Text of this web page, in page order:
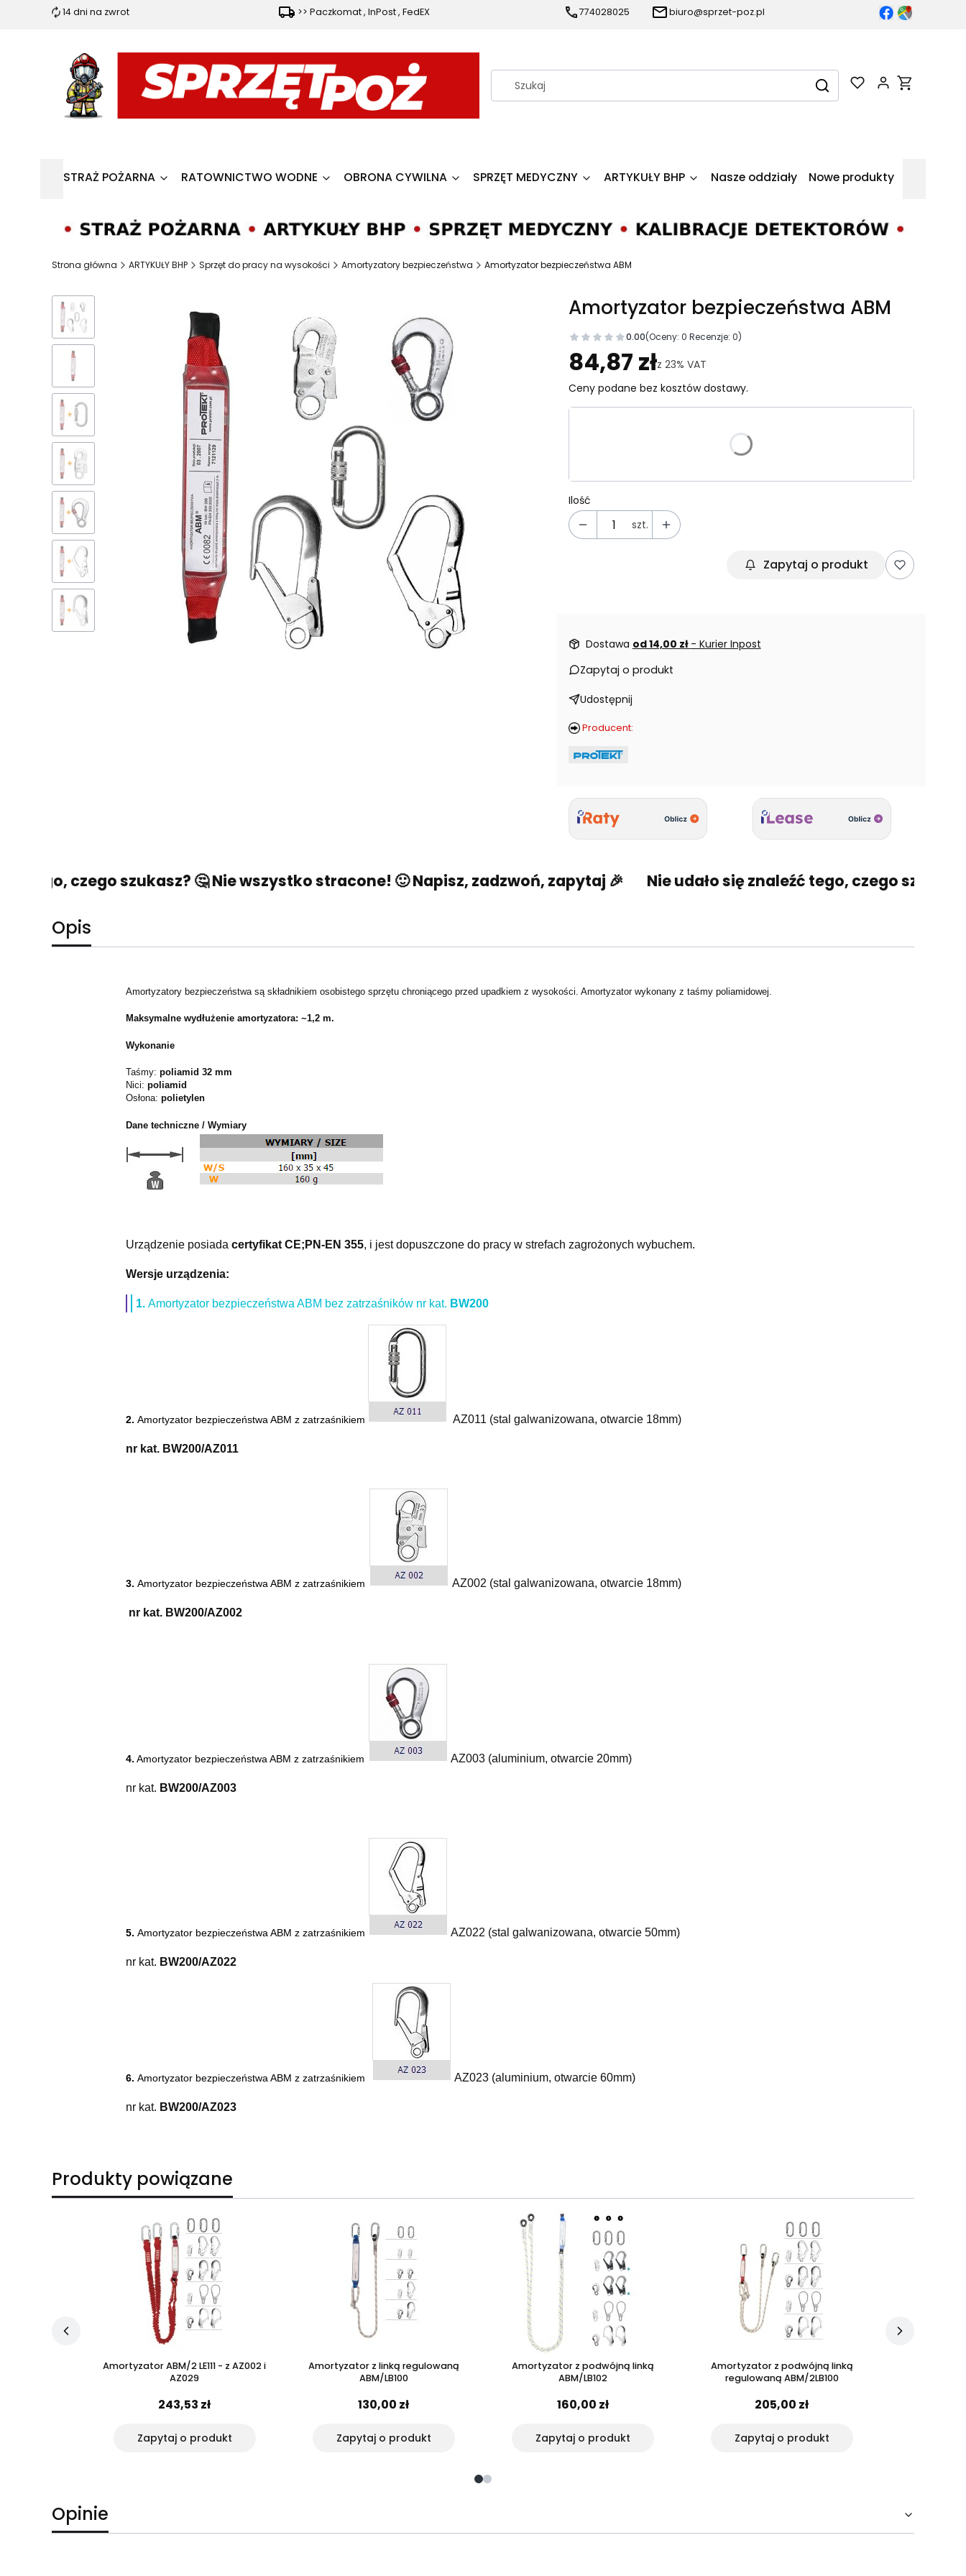
14 dni na zwrot >> Paczkomat , InPost , FedEX 774028025 biuro@sprzet-poz.pl
WyczyśćSzukaj
Produkty w
STRAŻ POŻARNA RATOWNICTWO WODNE OBRONA CYWILNA SPRZĘT MEDYCZNY ARTYKUŁY BHP Nasze oddziały Nowe produkty
Strona główna ARTYKUŁY BHP Sprzęt do pracy na wysokości Amortyzatory bezpieczeństwa Amortyzator bezpieczeństwa ABM
Amortyzator bezpieczeństwa ABM
0.00(Oceny: 0 Recenzje: 0)
Przejdź do sekcji Opinie
84,87 złz 23% VAT
Ceny podane bez kosztów dostawy.
Poszczególne warianty mogą różnić się ceną
Ilość
szt.
Zapytaj o produkt
Dostawa od 14,00 zł - Kurier Inpost
Zapytaj o produkt
Udostępnij
Producent:
czego szukasz? 🤔 Nie wszystko stracone! 🙂 Napisz, zadzwoń, zapytaj 🎉 Nie udało się znaleźć tego, czego szukasz?
Opis
Amortyzatory bezpieczeństwa są składnikiem osobistego sprzętu chroniącego przed upadkiem z wysokości. Amortyzator wykonany z taśmy poliamidowej.
Maksymalne wydłużenie amortyzatora: ~1,2 m.
Wykonanie
Taśmy: poliamid 32 mm
Nici: poliamid
Osłona: polietylen
Dane techniczne / Wymiary
Urządzenie posiada certyfikat CE;PN-EN 355, i jest dopuszczone do pracy w strefach zagrożonych wybuchem.
Wersje urządzenia:
1. Amortyzator bezpieczeństwa ABM bez zatrzaśników nr kat. BW200
2. Amortyzator bezpieczeństwa ABM z zatrzaśnikiem AZ011 (stal galwanizowana, otwarcie 18mm)
nr kat. BW200/AZ011
3. Amortyzator bezpieczeństwa ABM z zatrzaśnikiem AZ002 (stal galwanizowana, otwarcie 18mm)
nr kat. BW200/AZ002
4. Amortyzator bezpieczeństwa ABM z zatrzaśnikiem AZ003 (aluminium, otwarcie 20mm)
nr kat. BW200/AZ003
5. Amortyzator bezpieczeństwa ABM z zatrzaśnikiem AZ022 (stal galwanizowana, otwarcie 50mm)
nr kat. BW200/AZ022
6. Amortyzator bezpieczeństwa ABM z zatrzaśnikiem AZ023 (aluminium, otwarcie 60mm)
nr kat. BW200/AZ023
Produkty powiązane
Amortyzator ABM/2 LE111 - z AZ002 i
AZ029
243,53 zł
Zapytaj o produkt
Amortyzator z linką regulowaną
ABM/LB100
130,00 zł
Zapytaj o produkt
Amortyzator z podwójną linką
ABM/LB102
160,00 zł
Zapytaj o produkt
Amortyzator z podwójną linką
regulowaną ABM/2LB100
205,00 zł
Zapytaj o produkt
Opinie